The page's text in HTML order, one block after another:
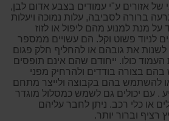
של אזורים ע"י עמודים בצבע אדום לבן,
ברורה לסביבה, עלות נמוכה ויעלות
מנת למנוע מהם ליפול או לזוז
לניוד פשוט וקל. הם עשויים ממספר
לשנות את גובהם או להחליף חלק פגום
כולו. ייחודם שהם אינם תופסים
בצורה בודדים ולהרחיק מפני
או להשתמש בהם בקבוצה ולייצר מתחם
. עם יכולים גם לשמש כמסלול מוגדר
או כלי רכב. ניתן לחבר עליהם
רציף וברור יותר.